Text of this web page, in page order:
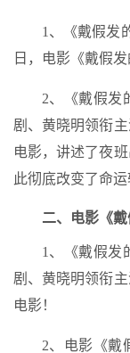
1、《戴假发
日，电影《戴假
2、《戴假发
剧、黄晓明领衔
电影，讲述了夜
此彻底改变了命运
二、电影《
1、《戴假发
剧、黄晓明领衔
电影！
2、电影《戴